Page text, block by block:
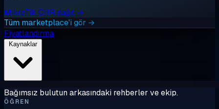
MikroTik CHR dağıt →
Tüm marketplace'i gör →
Fiyatlandırma
Kaynaklar
Bağımsız bulutun arkasındaki rehberler ve ekip.
ÖĞREN